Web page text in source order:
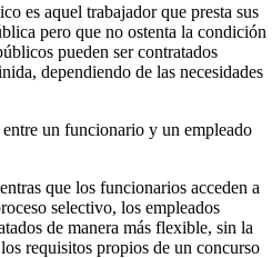
es aquel trabajador que presta sus
pero que no ostenta la condición
pueden ser contratados
dependiendo de las necesidades
un funcionario y un empleado
que los funcionarios acceden a
selectivo, los empleados
de manera más flexible, sin la
requisitos propios de un concurso